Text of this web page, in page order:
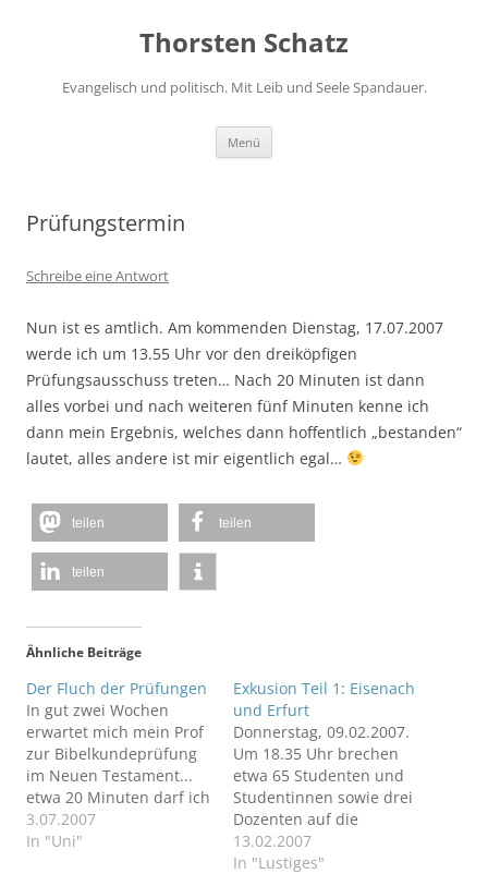
Thorsten Schatz
Evangelisch und politisch. Mit Leib und Seele Spandauer.
Menü
Prüfungstermin
Schreibe eine Antwort
Nun ist es amtlich. Am kommenden Dienstag, 17.07.2007
werde ich um 13.55 Uhr vor den dreiköpfigen
Prüfungsausschuss treten… Nach 20 Minuten ist dann
alles vorbei und nach weiteren fünf Minuten kenne ich
dann mein Ergebnis, welches dann hoffentlich „bestanden“
lautet, alles andere ist mir eigentlich egal…
teilen teilen
teilen
Ähnliche Beiträge
Der Fluch der Prüfungen
In gut zwei Wochen
erwartet mich mein Prof
zur Bibelkundeprüfung
im Neuen Testament...
etwa 20 Minuten darf ich
ihm dann meine Version
vom NT erzählen und
3.07.2007
In "Uni"
Exkusion Teil 1: Eisenach
und Erfurt
Donnerstag, 09.02.2007.
Um 18.35 Uhr brechen
etwa 65 Studenten und
Studentinnen sowie drei
Dozenten auf die
Exkusion der Vorlesung
"Kirchengeschichte III:
13.02.2007
In "Lustiges"